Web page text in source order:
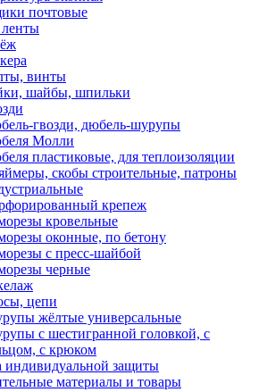
почтовые
винты
шайбы, шпильки
гвозди, дюбель-шурупы
Молли
пластиковые, для теплоизоляции
скобы строительные, патроны
крепеж
кровельные
оконные, по бетону
с пресс-шайбой
черные
цепи
жёлтые универсальные
с шестигранной головкой, с
с крюком
индивидуальной защиты
материалы и товары